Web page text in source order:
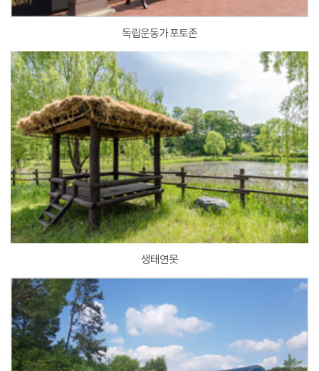
독립운동가 포토존
생태연못